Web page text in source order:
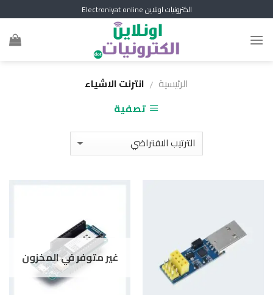
to
content
الكترونيات اونلاين Electroniyat online
الرئيسية / انترنت الاشياء
تصفية
غير متوفر في المخزون